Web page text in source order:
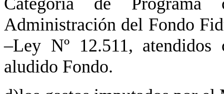
Administración del Fondo
–Ley Nº 12.511,
aludido Fondo.